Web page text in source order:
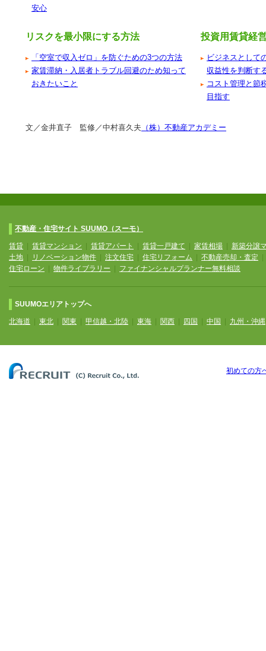
安心
リスクを最小限にする方法
「空室で収入ゼロ」を防ぐための3つの方法
家賃滞納・入居者トラブル回避のため知って
おきたいこと
投資用賃貸経
ビジネスとして
収益性を判断す
コスト管理と節
目指す
文／金井直子 監修／中村喜久夫 （株）不動産アカデミー
不動産・住宅サイト SUUMO（スーモ）
賃貸 賃貸マンション 賃貸アパート 賃貸一戸建て 家賃相場
新築分譲
土地
リノベーション物件 注文住宅 住宅リフォーム 不動産売却・査定
住宅ローン
物件ライブラリー ファイナンシャルプランナー無料相談
SUUMOエリアトップへ
北海道 東北 関東 甲信越・北陸 東海 関西 四国 中国 九州・沖縄
初めての方